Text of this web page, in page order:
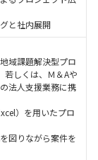
と社内展開
域課題解決型プロ
若しくは、Ｍ＆Aや
法人支援業務に携
）を用いたプロ
図りながら案件を